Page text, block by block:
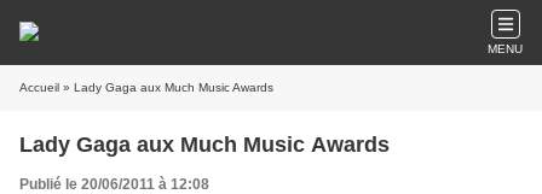
MENU
Accueil » Lady Gaga aux Much Music Awards
Lady Gaga aux Much Music Awards
Publié le 20/06/2011 à 12:08